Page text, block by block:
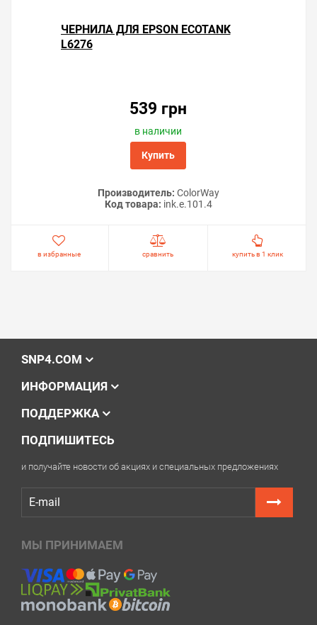
ЧЕРНИЛА ДЛЯ EPSON ECOTANK
L6276
539 грн
в наличии
Купить
Производитель: ColorWay
Код товара: ink.e.101.4
в избранные сравнить купить в 1 клик
SNP4.COM
ИНФОРМАЦИЯ
ПОДДЕРЖКА
ПОДПИШИТЕСЬ
и получайте новости об акциях и специальных предложениях
МЫ ПРИНИМАЕМ